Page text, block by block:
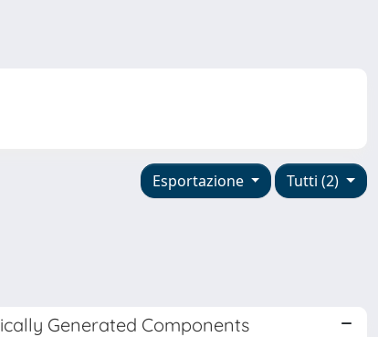
Tutti (2)
Esportazione
Generated Components